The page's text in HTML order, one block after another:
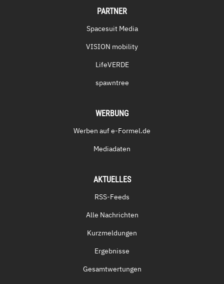
PARTNER
Spacesuit Media
VISION mobility
LifeVERDE
spawntree
WERBUNG
Werben auf e-Formel.de
Mediadaten
AKTUELLES
RSS-Feeds
Alle Nachrichten
Kurzmeldungen
Ergebnisse
Gesamtwertungen